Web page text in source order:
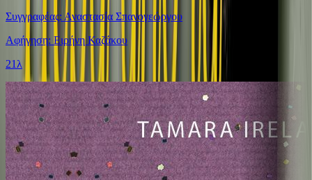
Συγγραφέας: Αναστασία Σπανογεώργου
Αφήγηση: Ειρήνη Καζάκου
21λ